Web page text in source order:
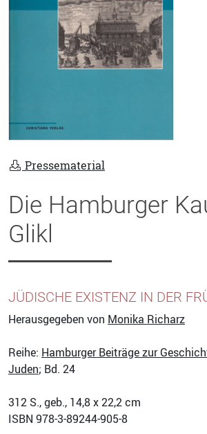
Pressematerial
Die Hamburger
Glikl
JÜDISCHE EXISTENZ IN DER
Herausgegeben von Monika Richarz
Reihe: Hamburger Beiträge zur
Juden; Bd. 24
312 S., geb., 14,8 x 22,2 cm
ISBN 978-3-89244-905-8